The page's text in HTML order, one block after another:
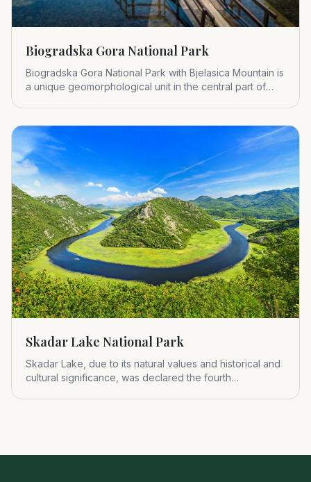
Biogradska Gora National Park
Biogradska Gora National Park with Bjelasica Mountain is
a unique geomorphological unit in the central part of
Skadar Lake National Park
Skadar Lake, due to its natural values and historical and
cultural significance, was declared the fourth